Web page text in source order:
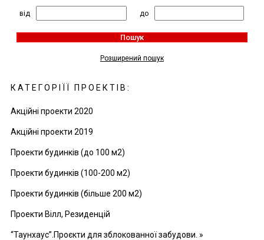
від
до
Пошук
Розширений пошук
КАТЕГОРІЇЇ ПРОЕКТІВ:
Акційні проекти 2020
Акційні проекти 2019
Проекти будинків (до 100 м2)
Проекти будинків (100-200 м2)
Проекти будинків (більше 200 м2)
Проекти Вілл, Резиденцій
“Таунхаус”.Проєкти для зблокованної забудови. »